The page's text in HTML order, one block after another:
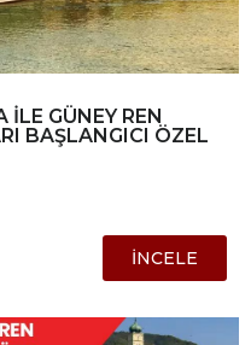
İLE GÜNEY REN
BAŞLANGICI ÖZEL
İNCELE